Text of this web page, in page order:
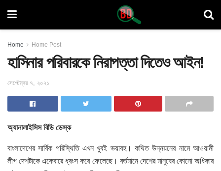
Home Home Post
হাসিনার পরিবারকে নিরাপত্তা দিতেও আইন!
সেপ্টেম্বর ৭, ২০২১
অ্যানালাইসিস বিডি ডেস্ক
বাংলাদেশের সার্বিক পরিস্থিতি এখন খুবই ভয়াবহ। কথিত উন্নয়নের নামে আওয়ামী
লীগ দেশটাকে একেবারে ধ্বংস করে ফেলেছে। বর্তমানে দেশের মানুষের কোনো অধিকার